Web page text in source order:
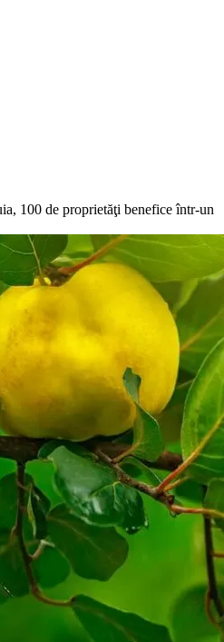
100 de proprietăţi benefice într-un